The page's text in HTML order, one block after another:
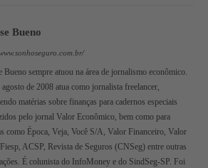
Bueno
Bueno sempre atuou na área de jornalismo econômico.
agosto de 2008 atua como jornalista freelancer,
matérias sobre finanças para cadernos especiais
pelo jornal Valor Econômico, bem como para
como Época, Veja, Você S/A, Valor Financeiro, Valor
ACSP, Revista de Seguros (CNSeg) entre outras
É colunista do InfoMoney e do SindSeg-SP. Foi